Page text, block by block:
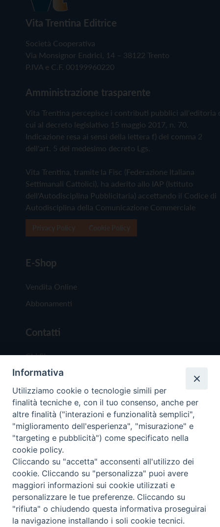
Vita Trentina Editrice
Società Cooperativa
Via Monsignor Endrici, 14 – 38122 Trento
P.IVA e C.F. 00199960220
Amministrazione trasparente
Vita Trentina percepisce i contributi pubblici all'editoria
cui al decreto legislativo 15 maggio 2017, n. 70.
Indicazione resa ai sensi della lettera f) del comma 2
dell'art. 5 del medesimo decreto Lgs.
Vita Trentina, tramite la Fisc (Federazione Italiana
Settimanali Cattolici), ha aderito allo IAP (Istituto
dell'Autodisciplina Pubblicitaria) accettando il Codice di
Autodisciplina della Comunicazione Commerciale
E-Shop
Vendita Online
Abbonamenti
Contatti
Chi Siamo
Redazione
Scrivici
Copyright © 2019 - Tutti i diritti riservati - Vita
Trentina Editrice
Privacy Policy
Torna
Informativa
Utilizziamo cookie o tecnologie simili per
finalità tecniche e, con il tuo consenso, anche per
altre finalità ("interazioni e funzionalità semplici",
"miglioramento dell'esperienza", "misurazione" e
"targeting e pubblicità") come specificato nella
cookie policy.
Cliccando su "accetta" acconsenti all'utilizzo dei
cookie. Cliccando su "personalizza" puoi avere
maggiori informazioni sui cookie utilizzati e
personalizzare le tue preferenze. Cliccando su
"rifiuta" o chiudendo questa informativa proseguirai
la navigazione installando i soli cookie tecnici.